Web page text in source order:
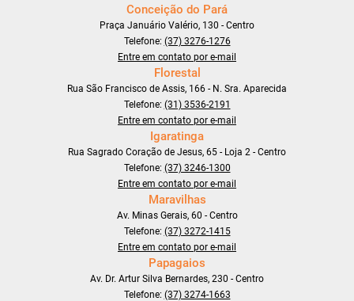
Conceição do Pará
Praça Januário Valério, 130 - Centro
Telefone: (37) 3276-1276
Entre em contato por e-mail
Florestal
Rua São Francisco de Assis, 166 - N. Sra. Aparecida
Telefone: (31) 3536-2191
Entre em contato por e-mail
Igaratinga
Rua Sagrado Coração de Jesus, 65 - Loja 2 - Centro
Telefone: (37) 3246-1300
Entre em contato por e-mail
Maravilhas
Av. Minas Gerais, 60 - Centro
Telefone: (37) 3272-1415
Entre em contato por e-mail
Papagaios
Av. Dr. Artur Silva Bernardes, 230 - Centro
Telefone: (37) 3274-1663